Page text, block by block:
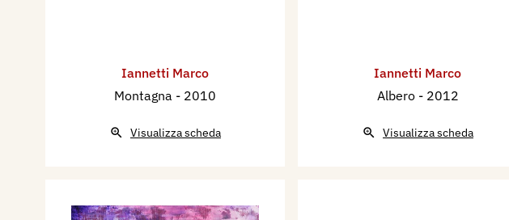
Iannetti Marco
Montagna - 2010
Visualizza scheda
Iannetti Marco
Albero - 2012
Visualizza scheda